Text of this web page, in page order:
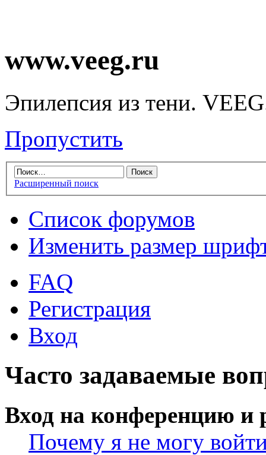
www.veeg.ru
Эпилепсия из тени.
Пропустить
Расширенный поиск
Список форумов
Изменить размер
FAQ
Регистрация
Вход
Часто задаваемые
Вход на конференцию и
Почему я не могу